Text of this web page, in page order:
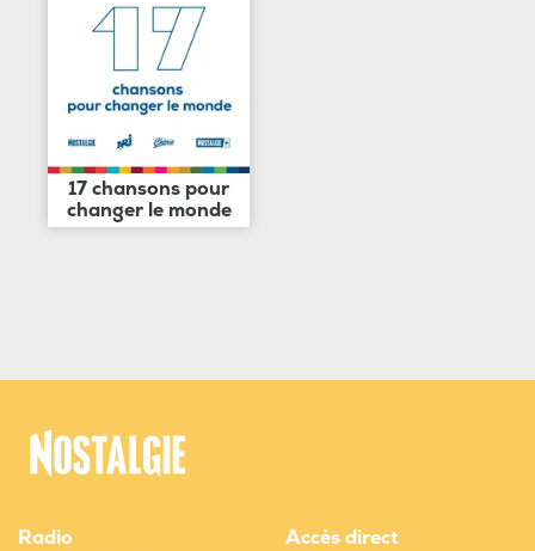
17 chansons pour
changer le monde
Radio Accès direct